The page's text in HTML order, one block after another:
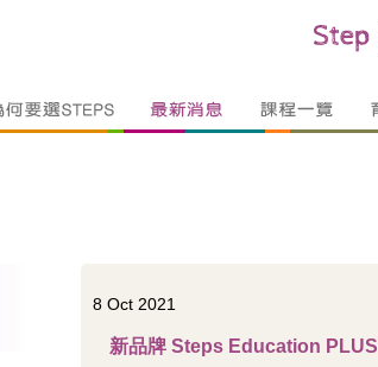
8 Oct 2021
新品牌 Steps Education